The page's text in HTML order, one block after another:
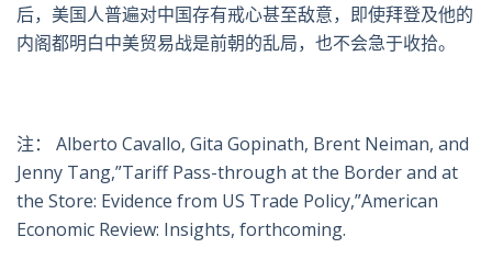
后，美国人普遍对中国存有戒心甚至敌意，即使拜登及他的
内阁都明白中美贸易战是前朝的乱局，也不会急于收拾。
注： Alberto Cavallo, Gita Gopinath, Brent Neiman, and
Jenny Tang,”Tariff Pass-through at the Border and at
the Store: Evidence from US Trade Policy,”American
Economic Review: Insights, forthcoming.